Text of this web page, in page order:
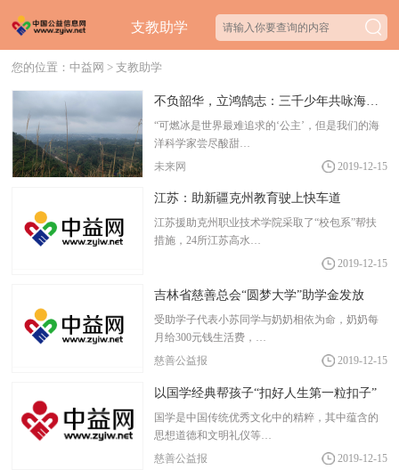
支教助学
您的位置：中益网 >支教助学
“可燃冰是世界最难追求的‘公主’，但是我们的海
洋科学家尝尽酸甜…
未来网
2019-12-15
江苏：助新疆克州教育驶上快车道
江苏援助克州职业技术学院采取了“校包系”帮扶
措施，24所江苏高水…
2019-12-15
吉林省慈善总会“圆梦大学”助学金发放
受助学子代表小苏同学与奶奶相依为命，奶奶每
月给300元钱生活费，…
慈善公益报
2019-12-15
以国学经典帮孩子“扣好人生第一粒扣子”
国学是中国传统优秀文化中的精粹，其中蕴含的
思想道德和文明礼仪等…
慈善公益报
2019-12-15